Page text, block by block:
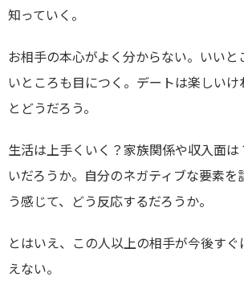
知っていく。
お相手の本心がよく分からない。いいと
いところも目につく。デートは楽しいけ
とどうだろう。
生活は上手くいく？家族関係や収入面
いだろうか。自分のネガティブな要素
う感じて、どう反応するだろうか。
とはいえ、この人以上の相手が今後す
えない。